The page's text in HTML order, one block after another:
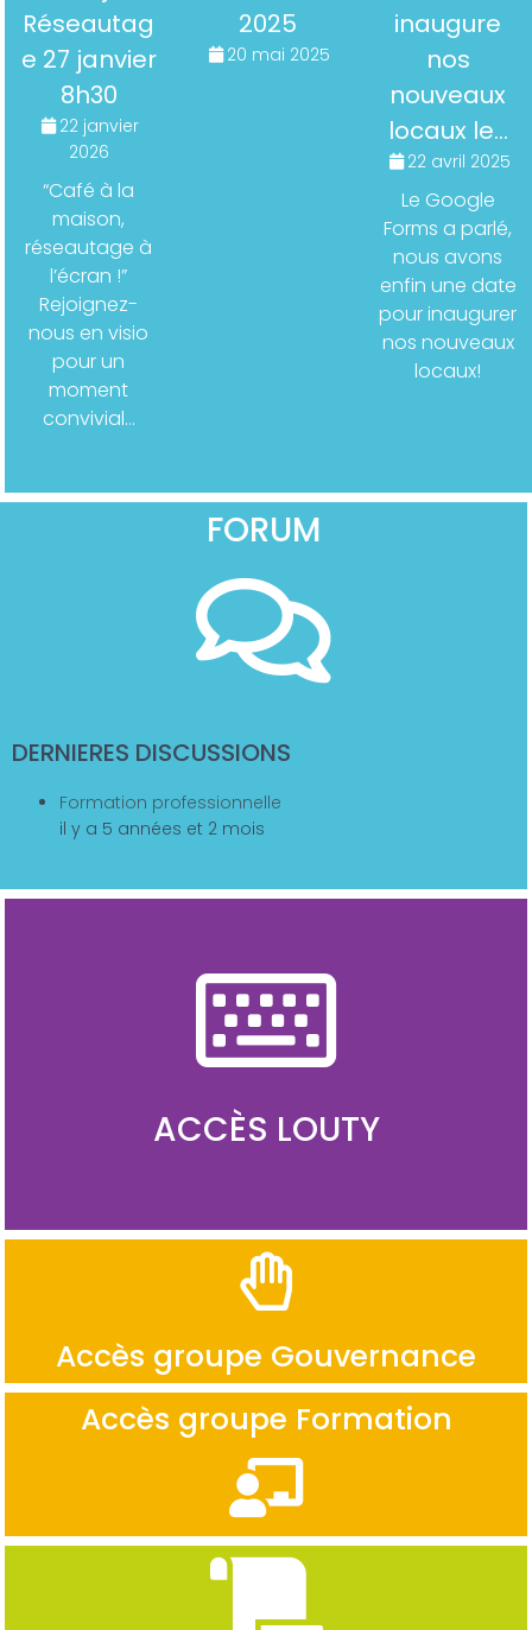
Réseautag
e 27 janvier
8h30
22 janvier
2026
“Café à la
maison,
réseautage à
l’écran !”
Rejoignez-
nous en visio
pour un
moment
convivial…
2025
20 mai 2025
inaugure
nos
nouveaux
locaux le…
22 avril 2025
Le Google
Forms a parlé,
nous avons
enfin une date
pour inaugurer
nos nouveaux
locaux!
FORUM
DERNIERES DISCUSSIONS
Formation professionnelle
il y a 5 années et 2 mois
ACCÈS LOUTY
Accès groupe Gouvernance
Accès groupe Formation